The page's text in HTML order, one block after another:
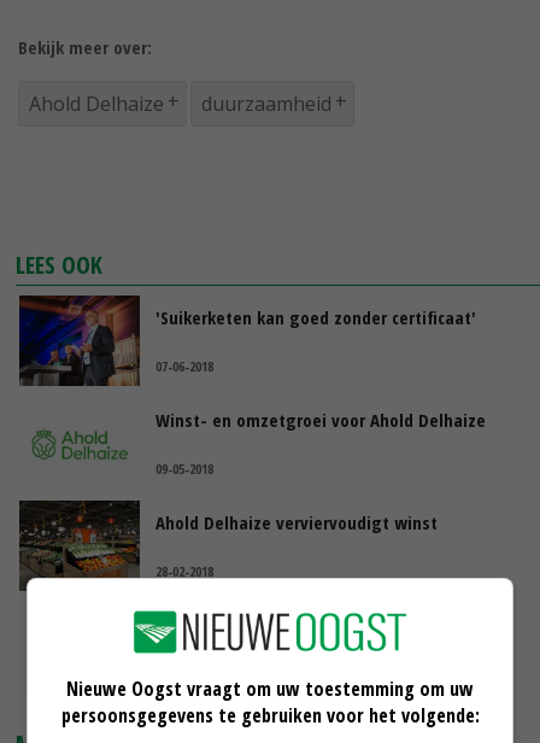
Bekijk meer over:
Ahold Delhaize duurzaamheid
LEES OOK
'Suikerketen kan goed zonder certificaat'
07-06-2018
Winst- en omzetgroei voor Ahold Delhaize
09-05-2018
Ahold Delhaize verviervoudigt winst
28-02-2018
Ahold Delhaize opent prijsonderhandelingen
Nieuwe Oogst vraagt om uw toestemming om uw
persoonsgegevens te gebruiken voor het volgende: